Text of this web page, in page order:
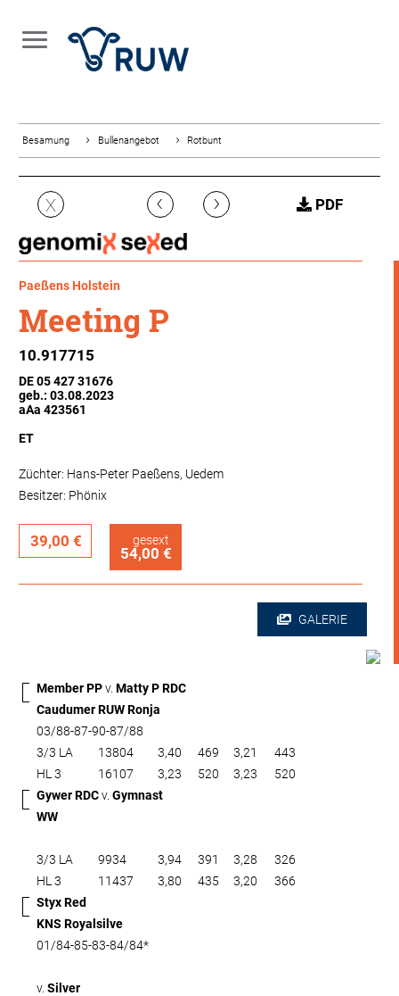
Besamung Bullenangebot Rotbunt
X ‹ › PDF
Paeßens Holstein
Meeting P
10.917715
DE 05 427 31676
geb.: 03.08.2023
aAa 423561
ET
Züchter: Hans-Peter Paeßens, Uedem
Besitzer: Phönix
39,00 € gesext
54,00 €
GALERIE
Member PPv. Matty P RDC
Caudumer RUW Ronja
03/88-87-90-87/88
3/3 LA
13804 3,40 469 3,21
443
HL 3
16107 3,23 520 3,23
520
Gywer RDCv. Gymnast
WW
3/3 LA 9934 3,94 391 3,28
326
HL 3
11437 3,80 435 3,20
366
Styx Red
KNS Royalsilve
01/84-85-83-84/84*
v. Silver